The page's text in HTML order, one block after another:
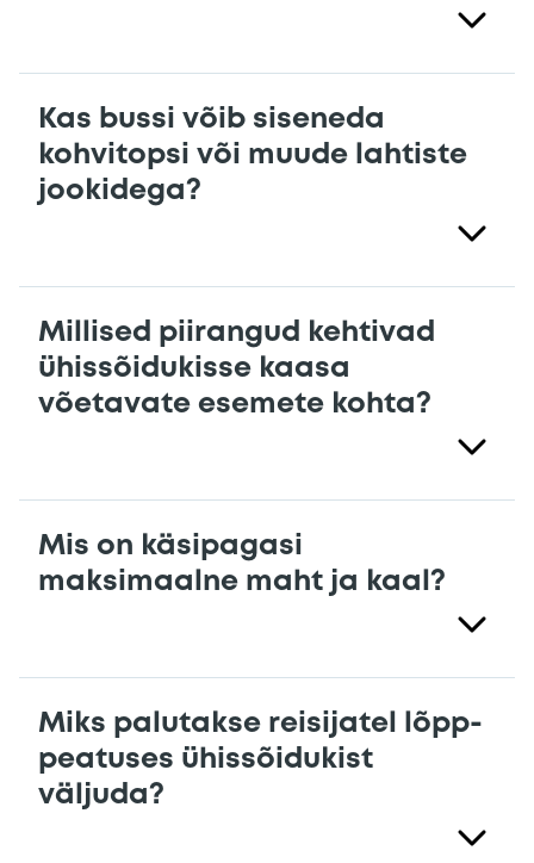
Kas bussi võib siseneda
kohvitopsi või muude lahtiste
jookidega?
Millised piirangud kehtivad
ühissõidukisse kaasa
võetavate esemete kohta?
Mis on käsipagasi
maksimaalne maht ja kaal?
Miks palutakse reisijatel lõpp-
peatuses ühissõidukist
väljuda?